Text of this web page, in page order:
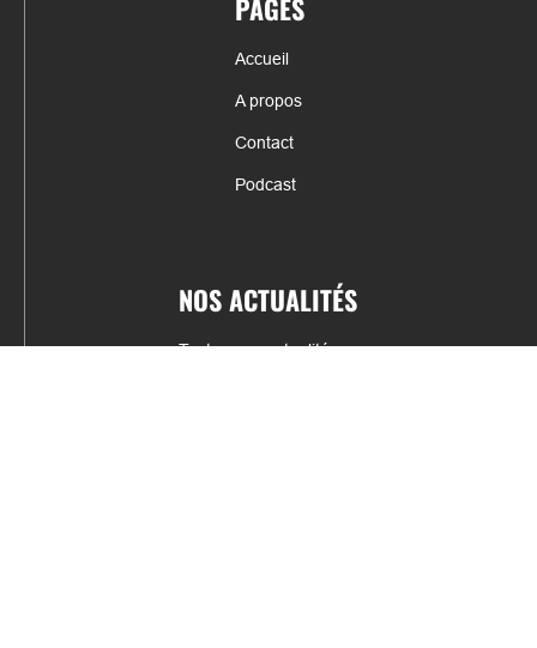
PAGES
Accueil
A propos
Contact
Podcast
NOS ACTUALITÉS
Toutes nos actualités